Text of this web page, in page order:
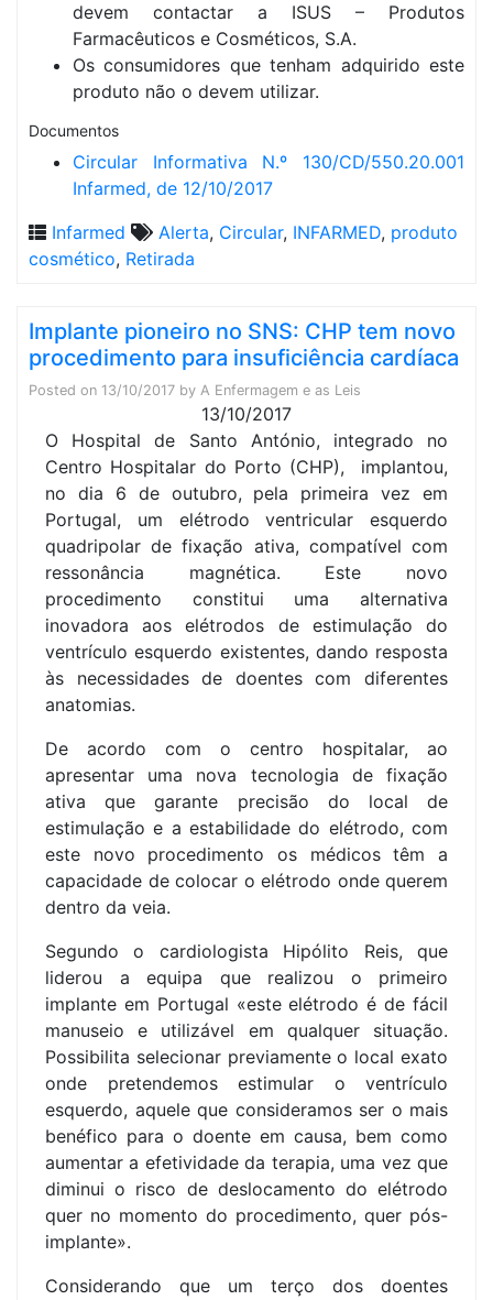
devem contactar a ISUS – Produtos
Farmacêuticos e Cosméticos, S.A.
Os consumidores que tenham adquirido este
produto não o devem utilizar.
Documentos
Circular Informativa N.º 130/CD/550.20.001
Infarmed, de 12/10/2017
Infarmed
Alerta, Circular, INFARMED, produto
cosmético, Retirada
Implante pioneiro no SNS: CHP tem novo
procedimento para insuficiência cardíaca
Posted on 13/10/2017 by A Enfermagem e as Leis
13/10/2017
O Hospital de Santo António, integrado no
Centro Hospitalar do Porto (CHP), implantou,
no dia 6 de outubro, pela primeira vez em
Portugal, um elétrodo ventricular esquerdo
quadripolar de fixação ativa, compatível com
ressonância magnética. Este novo
procedimento constitui uma alternativa
inovadora aos elétrodos de estimulação do
ventrículo esquerdo existentes, dando resposta
às necessidades de doentes com diferentes
anatomias.
De acordo com o centro hospitalar, ao
apresentar uma nova tecnologia de fixação
ativa que garante precisão do local de
estimulação e a estabilidade do elétrodo, com
este novo procedimento os médicos têm a
capacidade de colocar o elétrodo onde querem
dentro da veia.
Segundo o cardiologista Hipólito Reis, que
liderou a equipa que realizou o primeiro
implante em Portugal «este elétrodo é de fácil
manuseio e utilizável em qualquer situação.
Possibilita selecionar previamente o local exato
onde pretendemos estimular o ventrículo
esquerdo, aquele que consideramos ser o mais
benéfico para o doente em causa, bem como
aumentar a efetividade da terapia, uma vez que
diminui o risco de deslocamento do elétrodo
quer no momento do procedimento, quer pós-
implante».
Considerando que um terço dos doentes